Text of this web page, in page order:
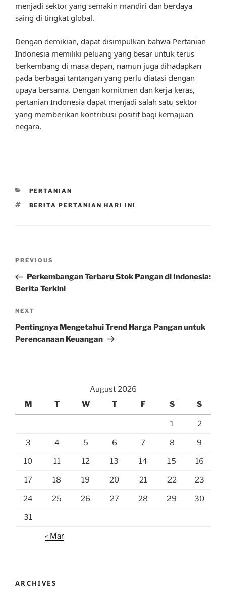
menjadi sektor yang semakin mandiri dan berdaya
saing di tingkat global.
Dengan demikian, dapat disimpulkan bahwa Pertanian
Indonesia memiliki peluang yang besar untuk terus
berkembang di masa depan, namun juga dihadapkan
pada berbagai tantangan yang perlu diatasi dengan
upaya bersama. Dengan komitmen dan kerja keras,
pertanian Indonesia dapat menjadi salah satu sektor
yang memberikan kontribusi positif bagi kemajuan
negara.
CATEGORIES
PERTANIAN
TAGS
BERITA PERTANIAN HARI INI
Previous
Post
PREVIOUS
Perkembangan Terbaru Stok Pangan di Indonesia:
Berita Terkini
Next
Post
NEXT
Pentingnya Mengetahui Trend Harga Pangan untuk
Perencanaan Keuangan
August 2026
M
T W T F S S
1 2
3 4 5 6 7 8 9
10 11 12 13 14 15 16
17 18 19 20 21 22 23
24 25 26 27 28 29 30
31
« Mar
ARCHIVES